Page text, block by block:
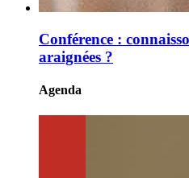
Conférence :
araignées ?
Agenda